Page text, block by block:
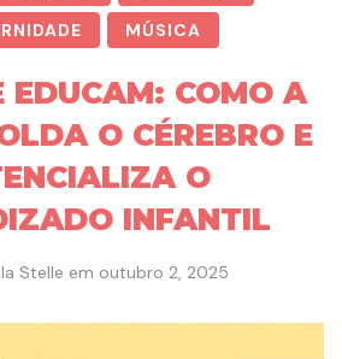
MÚSICA
EDUCAM: COMO A
O CÉREBRO E
O
INFANTIL
Stelle em outubro 2, 2025